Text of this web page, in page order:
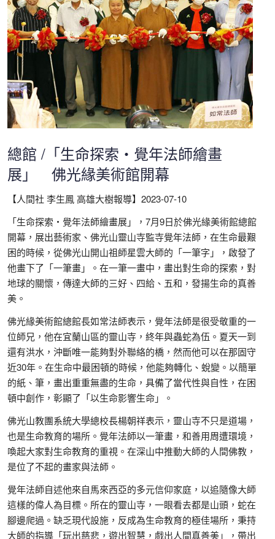
總館 /「生命探索‧覺年法師繪畫
展」 佛光緣美術館開幕
【人間社 李生鳳 高雄大樹報導】2023-07-10
「生命探索‧覺年法師繪畫展」，7月9日於佛光緣美術館總館
開幕，展出藝術家、佛光山靈山寺監寺覺年法師，在生命最艱
困的時候，從佛光山開山祖師星雲大師的「一筆字」，啟發了
他畫下了「一筆畫」。在一筆一畫中，畫出對生命的探索，對
地球的關懷，傳達大師的三好、四給、五和，發揚生命的真善
美。
佛光緣美術館總館長如常法師表示，覺年法師是很受敬重的一
位師兄，他在宜蘭山區的靈山寺，終年與蟲蛇為伍。夏天一到
還有洪水，沖斷唯一能夠對外聯絡的橋，然而他可以在那固守
近30年。在生命中最困頓的時候，他能夠轉化、蛻變。以簡單
的紙、筆，畫出重重無盡的生命，具備了當代性與自性，在困
頓中創作，彰顯了「以生命影響生命」。
佛光山教團系統大學總校長楊朝祥表示，靈山寺不只是道場，
也是生命教育的場所。覺年法師以一筆畫，和善用周遭環境，
喚起大家對生命教育的重視。在深山中推動大師的人間佛教，
是位了不起的畫家與法師。
覺年法師自述他來自馬來西亞的多元信仰家庭，以追隨像大師
這樣的偉人為目標。所在的靈山寺，一眼看去都是山頭，蛇在
腳邊爬過。缺乏現代設施，反成為生命教育的極佳場所，秉持
大師的指導「玩出慈悲，遊出智慧，戲出人間真善美」，帶出